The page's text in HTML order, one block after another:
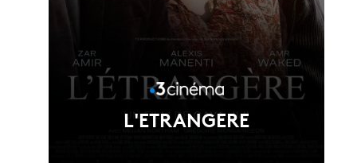
L'ETRANGERE